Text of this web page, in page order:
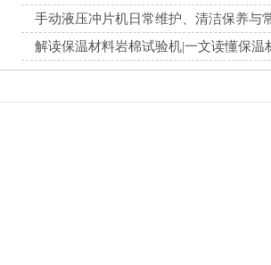
手动液压冲片机日常维护、清洁保养与
解读保温材料岩棉试验机|一文读懂保温